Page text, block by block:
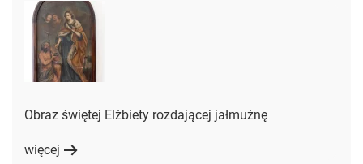
Obraz świętej Elżbiety rozdającej jałmużnę
więcej